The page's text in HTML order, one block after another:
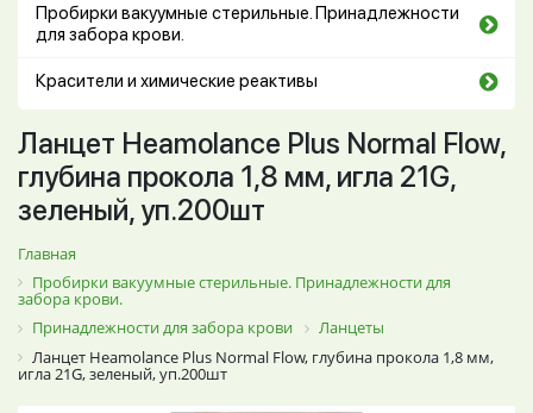
Пробирки вакуумные стерильные. Принадлежности
для забора крови.
Красители и химические реактивы
Ланцет Heamolance Plus Normal Flow,
глубина прокола 1,8 мм, игла 21G,
зеленый, уп.200шт
Главная
Пробирки вакуумные стерильные. Принадлежности для
забора крови.
Принадлежности для забора крови
Ланцеты
Ланцет Heamolance Plus Normal Flow, глубина прокола 1,8 мм,
игла 21G, зеленый, уп.200шт